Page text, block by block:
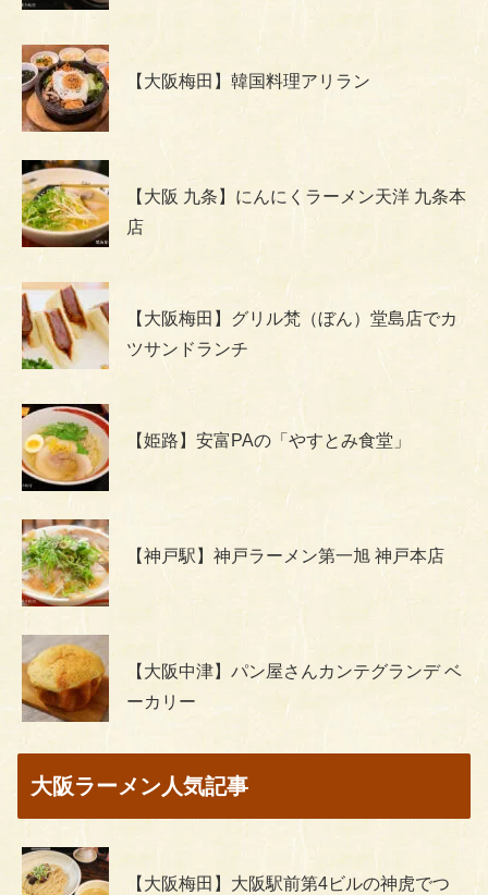
【大阪梅田】韓国料理アリラン
【大阪 九条】にんにくラーメン天洋 九条本
店
【大阪梅田】グリル梵（ぼん）堂島店でカ
ツサンドランチ
【姫路】安富PAの「やすとみ食堂」
【神戸駅】神戸ラーメン第一旭 神戸本店
【大阪中津】パン屋さんカンテグランデ ベ
ーカリー
大阪ラーメン人気記事
【大阪梅田】大阪駅前第4ビルの神虎でつ